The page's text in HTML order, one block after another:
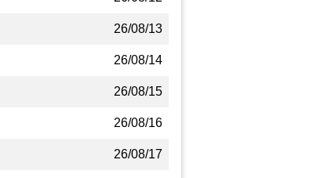
26/08/13
26/08/14
26/08/15
26/08/16
26/08/17